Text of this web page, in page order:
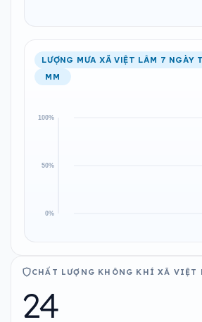
LƯỢNG MƯA XÃ VIỆT LÂM 7 NGÀY
MM
CHẤT LƯỢNG KHÔNG KHÍ XÃ VIỆT
24